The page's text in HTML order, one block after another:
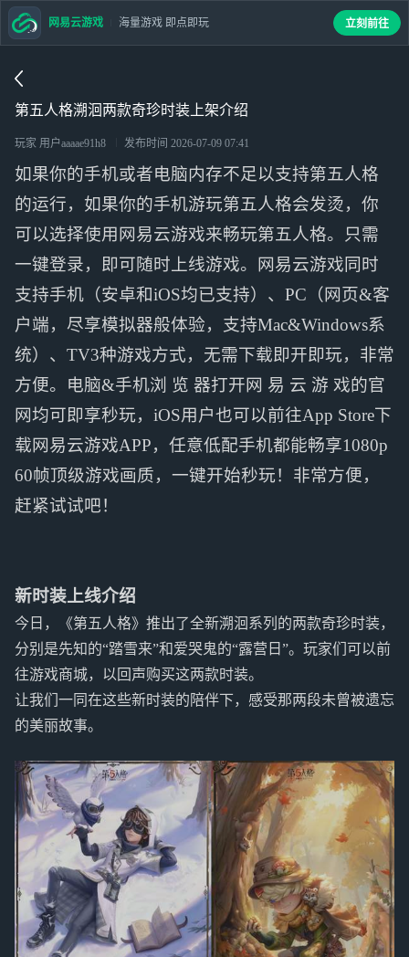
第五人格溯洄两款奇珍时装上架介绍
玩家 用户aaaae91h8 发布时间 2026-07-09 07:41
如果你的手机或者电脑内存不足以支持第五人格
的运行，如果你的手机游玩第五人格会发烫，你
可以选择使用网易云游戏来畅玩第五人格。只需
一键登录，即可随时上线游戏。网易云游戏同时
支持手机（安卓和iOS均已支持）、PC（网页&客
户端，尽享模拟器般体验，支持Mac&Windows系
统）、TV3种游戏方式，无需下载即开即玩，非常
方便。电脑&手机浏 览 器打开网 易 云 游 戏的官
网均可即享秒玩，iOS用户也可以前往App Store下
载网易云游戏APP，任意低配手机都能畅享1080p
60帧顶级游戏画质，一键开始秒玩！非常方便，
赶紧试试吧！
新时装上线介绍
今日，《第五人格》推出了全新溯洄系列的两款奇珍时装，
分别是先知的“踏雪来”和爱哭鬼的“露营日”。玩家们可以前
往游戏商城，以回声购买这两款时装。
让我们一同在这些新时装的陪伴下，感受那两段未曾被遗忘
的美丽故事。
网易云游戏 海量游戏 即点即玩 立刻前往